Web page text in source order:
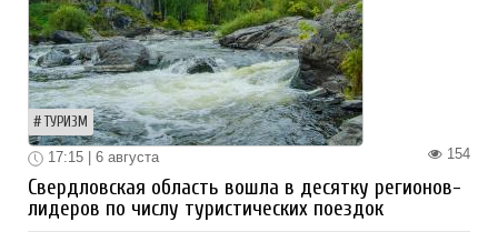
ТУРИЗМ
154
17:15 | 6 августа
Свердловская область вошла в десятку регионов-
лидеров по числу туристических поездок